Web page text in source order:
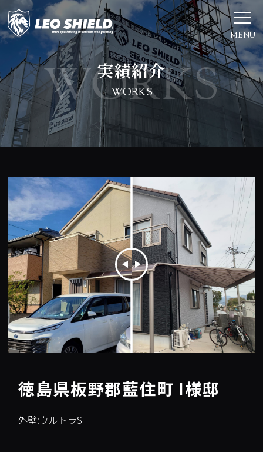
MENU
実績紹介
WORKS
徳島県板野郡藍住町 I様邸
外壁:ウルトラSi